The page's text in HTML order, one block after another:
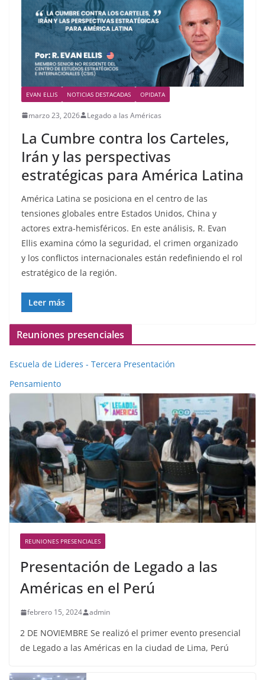
EVAN ELLIS NOTICIAS DESTACADAS OPIDATA
marzo 23, 2026 Legado a las Américas
La Cumbre contra los Carteles,
Irán y las perspectivas
estratégicas para América Latina
América Latina se posiciona en el centro de las
tensiones globales entre Estados Unidos, China y
actores extra-hemisféricos. En este análisis, R. Evan
Ellis examina cómo la seguridad, el crimen organizado
y los conflictos internacionales están redefiniendo el rol
estratégico de la región.
Leer más
Reuniones presenciales
Escuela de Lideres - Tercera Presentación
Pensamiento
REUNIONES PRESENCIALES
Presentación de Legado a las
Américas en el Perú
febrero 15, 2024 admin
2 DE NOVIEMBRE Se realizó el primer evento presencial
de Legado a las Américas en la ciudad de Lima, Perú